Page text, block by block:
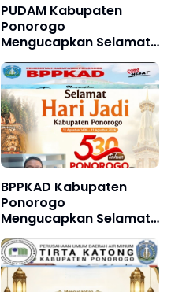
PUDAM Kabupaten
Ponorogo
Mengucapkan Selamat
dan Sukses Grebeg Suro
Festival Reyog Remaja
XXI dan Festival
Nasional Reyog
Ponorogo XXXI Tahun
2026
BPPKAD Kabupaten
Ponorogo
Mengucapkan Selamat
Hari Jadi Kabupaten
Ponorogo ke 530, 11
Agustus 1496 - 11
Agustus 2026